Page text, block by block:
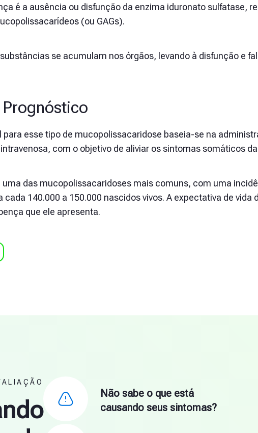
é a ausência ou disfunção da enzima iduronato sulfatase,
(ou GAGs).
se acumulam nos órgãos, levando à disfunção e
para esse tipo de mucopolissacaridose baseia-se na
com o objetivo de aliviar os sintomas somáticos
uma das mucopolissacaridoses mais comuns, com uma
cada 140.000 a 150.000 nascidos vivos. A expectativa de vida
que ele apresenta.
Não sabe o que está
causando seus sintomas?